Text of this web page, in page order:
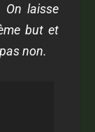
On laisse
but et
non.